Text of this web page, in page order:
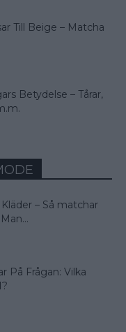
Till Beige – Matcha
Betydelse – Tårar,
– Så matchar
På Frågan: Vilka